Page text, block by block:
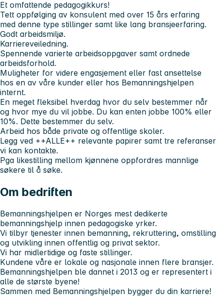
Et omfattende pedagogikkurs!
Tett oppfølging av konsulent med over 15 års erfaring
med denne type stillinger samt like lang bransjeerfaring.
Godt arbeidsmiljø.
Karriereveiledning.
Spennende varierte arbeidsoppgaver samt ordnede
arbeidsforhold.
Muligheter for videre engasjement eller fast ansettelse
hos en av våre kunder eller hos Bemanningshjelpen
internt.
En meget fleksibel hverdag hvor du selv bestemmer når
og hvor mye du vil jobbe. Du kan enten jobbe 100% eller
10%. Dette bestemmer du selv.
Arbeid hos både private og offentlige skoler.
Legg ved ++ALLE++ relevante papirer samt tre referanser
vi kan kontakte.
Pga likestilling mellom kjønnene oppfordres mannlige
søkere til å søke.
Om bedriften
Bemanningshjelpen er Norges mest dedikerte
bemanningshjelp innen pedagogiske yrker.
Vi tilbyr tjenester innen bemanning, rekruttering, omstilling
og utvikling innen offentlig og privat sektor.
Vi har midlertidige og faste stillinger.
Kundene våre er lokale og nasjonale innen flere bransjer.
Bemanningshjelpen ble dannet i 2013 og er representert i
alle de største byene!
Sammen med Bemanningshjelpen bygger du din karriere!